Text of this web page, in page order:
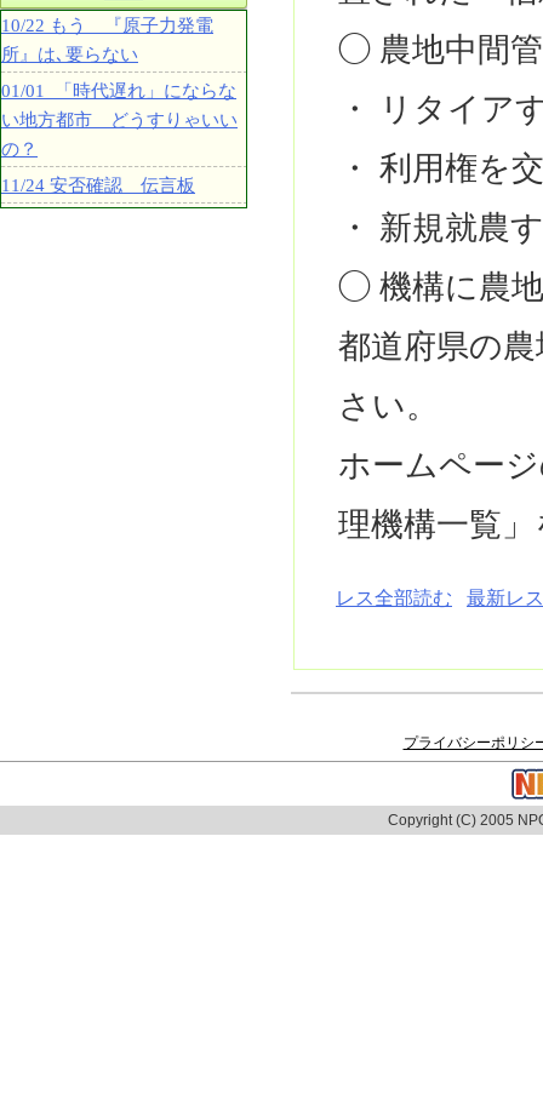
◯ 農地中間
・ リタイア
・ 利用権を
・ 新規就農
◯ 機構に農
都道府県の
さい。
ホームペー
理機構一覧
レス全部読む 最新レ
10/22 もう 『原子力発電
所』は､要らない
01/01 「時代遅れ」にならな
い地方都市 どうすりゃいい
の？
11/24 安否確認 伝言板
プライバシーポリシ
Copyright (C) 2005